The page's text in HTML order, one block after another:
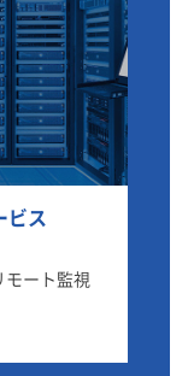
Secure Access
SASEに基づきネットワ